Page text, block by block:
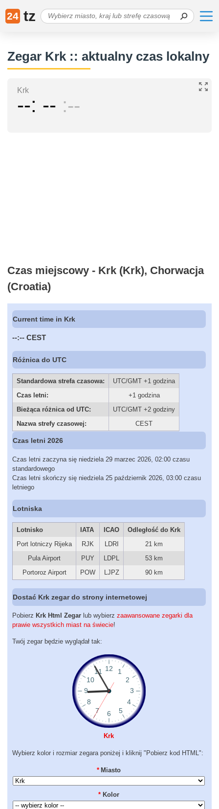
24 tz
Zegar Krk :: aktualny czas lokalny
Krk
-- -- --
Czas miejscowy - Krk (Krk), Chorwacja
(Croatia)
Current time in Krk
--:-- CEST
Różnica do UTC
Standardowa strefa czasowa:
UTC/GMT +1 godzina
Czas letni:
+1 godzina
Bieżąca różnica od UTC:
UTC/GMT +2 godziny
Nazwa strefy czasowej:
CEST
Czas letni 2026
Czas letni zaczyna się niedziela 29 marzec 2026, 02:00 czasu
standardowego
Czas letni skończy się niedziela 25 październik 2026, 03:00 czasu
letniego
Lotniska
Lotnisko IATA ICAO
Odległość do Krk
Port lotniczy Rijeka
RJK LDRI
21 km
Pula Airport
PUY LDPL
53 km
Portoroz Airport
POW LJPZ 90 km
Dostać Krk zegar do strony internetowej
Pobierz Krk Html Zegar lub wybierz zaawansowane zegarki dla
prawie wszystkich miast na świecie!
Twój zegar będzie wyglądał tak:
Krk
Wybierz kolor i rozmiar zegara poniżej i kliknij "Pobierz kod HTML":
* Miasto
* Kolor